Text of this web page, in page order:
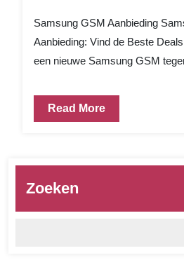
Samsung GSM Aanbieding
Aanbieding: Vind de Beste
een nieuwe Samsung GSM
Read More
Zoeken